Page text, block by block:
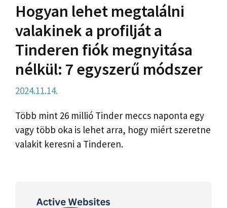
Hogyan lehet megtalálni
valakinek a profilját a
Tinderen fiók megnyitása
nélkül: 7 egyszerű módszer
2024.11.14.
Több mint 26 millió Tinder meccs naponta egy
vagy több oka is lehet arra, hogy miért szeretne
valakit keresni a Tinderen.